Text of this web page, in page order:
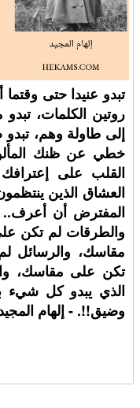
تبدو عنيدا حتى
روتين الكلمات،
إلى طاولة وهم،
خطي عن ظنك
القلب على
العشاق الذين
المفترض أن أعرف..
والطرقات لم تكن
مقاسك، والرسائل
تكن على مقاسك،
الذي يبدو كل شيء
وضيق!!. - إلهام